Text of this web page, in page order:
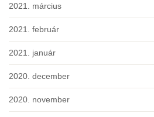
2021. március
2021. február
2021. január
2020. december
2020. november